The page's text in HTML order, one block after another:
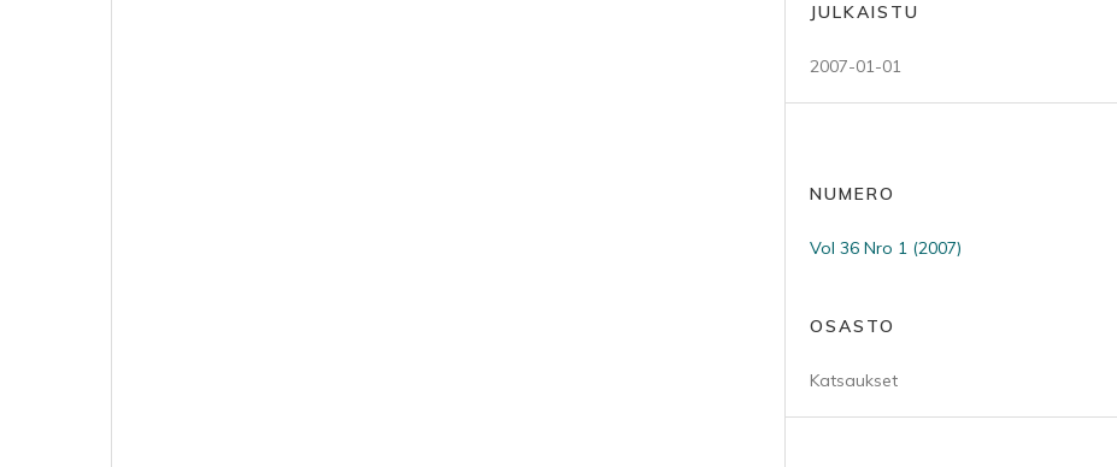
JULKAISTU
2007-01-01
NUMERO
Vol 36 Nro 1 (2007)
OSASTO
Katsaukset